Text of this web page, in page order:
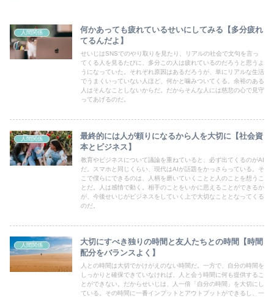
人間関係
何かあっても疲れているせいにしてみる【多分疲れ
てるんだよ】
せいじはSNSでのやり取りを見たり、リアルの社会で文句を言っ
てくる人を見るたびに、多分この人は疲れているのだろうと思うよ
うになっていた。それぞれ原因はあるだろうが、単にリアルな生活
でうまくいっていない人ほど、何かと噛みついてくる。余裕のある
人はそんなことしないからだ。だからそんな人には慈悲の心で見守
ってあげるのだ。
人間関係
最終的には人が頼りになるから人を大切に【社会資
本とビジネス】
教育やビジネスについて議論を重ねていると、必ず出てくるのがAI
だ。スマホと同じくらい、現代はAIが話題をかっさらっている。そ
こで僕らにできるのは、人柄を磨いていくことと人のことを想うこ
とだ。人は感情で動く。相手のことをいかに思えることができるか
が、今後せいじがビジネスをしていく上で大切なこととなってくる
のだ。
人間関係
大切にすべき独りの時間と友人たちとの時間【時間
配分をバランスよく】
人との時間は大切でかけがえのない時間だ。一方で、自分の時間を
しっかりと確保できていなければ、人と会う時間に何も提供するこ
とができない。だからせいじは、人一倍「自分の時間」を大切にし
ている。その時間に一番インプットとアウトプットができるし、一